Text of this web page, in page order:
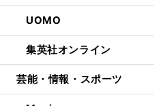
UOMO
集英社オンライン
芸能・情報・スポーツ